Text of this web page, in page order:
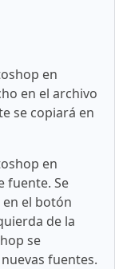
en
en el archivo
se copiará en
en
fuente. Se
en el botón
de la
se
fuentes.